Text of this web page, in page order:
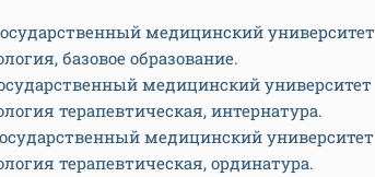
медицинский университет
базовое образование.
медицинский университет
терапевтическая, интернатура.
медицинский университет
терапевтическая, ординатура.